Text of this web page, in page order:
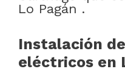
Lo Pagán .
Instalación
eléctricos en